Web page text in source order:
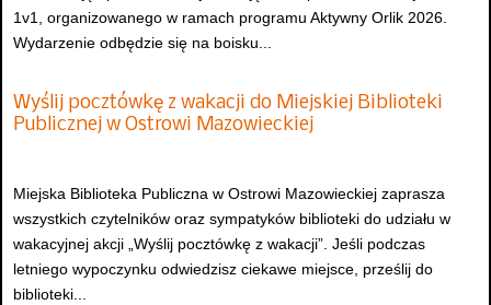
1v1, organizowanego w ramach programu Aktywny Orlik 2026.
Wydarzenie odbędzie się na boisku...
Wyślij pocztówkę z wakacji do Miejskiej Biblioteki
Publicznej w Ostrowi Mazowieckiej
Miejska Biblioteka Publiczna w Ostrowi Mazowieckiej zaprasza
wszystkich czytelników oraz sympatyków biblioteki do udziału w
wakacyjnej akcji „Wyślij pocztówkę z wakacji”. Jeśli podczas
letniego wypoczynku odwiedzisz ciekawe miejsce, prześlij do
biblioteki...